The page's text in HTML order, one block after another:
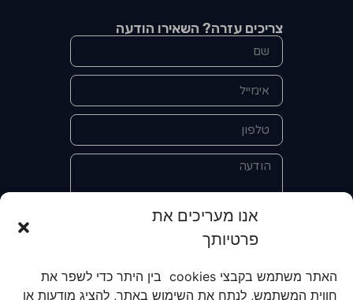
אנו מעריכים את
פרטיותך
האתר משתמש בקבצי cookies בין היתר כדי לשפר את
חווית המשתמש, לנתח את השימוש באתר, להציג מודעות או
צריכים עזרה? השאירו הודעה
אני מאשר/ת את מסירת הפרטים
קבלת מידע על מוצרים, שירותים, מועדון